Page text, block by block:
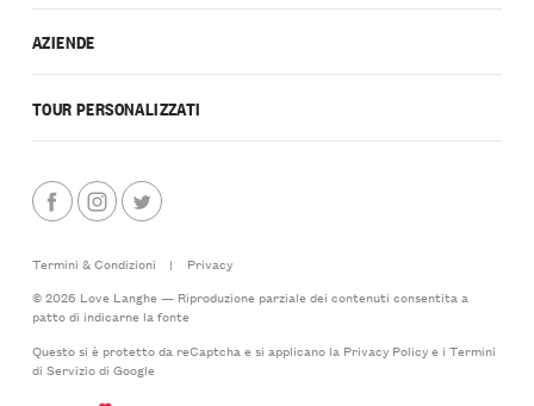
AZIENDE
TOUR PERSONALIZZATI
Termini & Condizioni |
Privacy
© 2026 Love Langhe — Riproduzione parziale dei contenuti consentita a
patto di indicarne la fonte
Questo si è protetto da reCaptcha e si applicano la Privacy Policye i Termini
di Serviziodi Google